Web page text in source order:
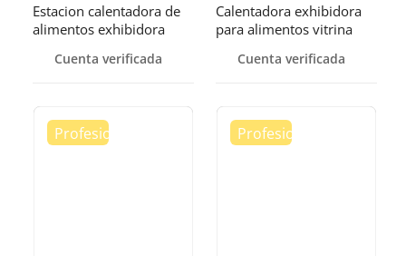
Estacion calentadora de
alimentos exhibidora
Cuenta verificada
Calentadora exhibidora
para alimentos vitrina
Cuenta verificada